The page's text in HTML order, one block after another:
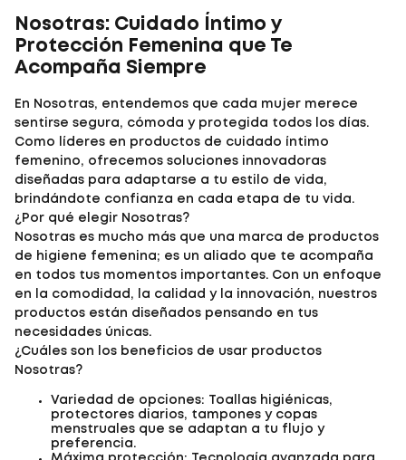
Nosotras: Cuidado Íntimo y
Protección Femenina que Te
Acompaña Siempre
En Nosotras, entendemos que cada mujer merece
sentirse segura, cómoda y protegida todos los días.
Como líderes en productos de cuidado íntimo
femenino, ofrecemos soluciones innovadoras
diseñadas para adaptarse a tu estilo de vida,
brindándote confianza en cada etapa de tu vida.
¿Por qué elegir Nosotras?
Nosotras es mucho más que una marca de productos
de higiene femenina; es un aliado que te acompaña
en todos tus momentos importantes. Con un enfoque
en la comodidad, la calidad y la innovación, nuestros
productos están diseñados pensando en tus
necesidades únicas.
¿Cuáles son los beneficios de usar productos
Nosotras?
Variedad de opciones: Toallas higiénicas,
protectores diarios, tampones y copas
menstruales que se adaptan a tu flujo y
preferencia.